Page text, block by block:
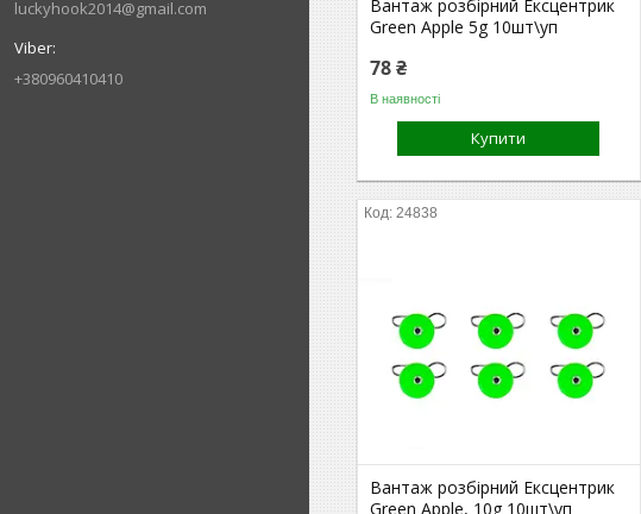
luckyhook2014@gmail.com
+380960410410
Вантаж розбірний Ексцентрик
Green Apple 5g 10шт\уп
78 ₴
В наявності
Купити
24838
Вантаж розбірний Ексцентрик
Green Apple, 10g 10шт\уп